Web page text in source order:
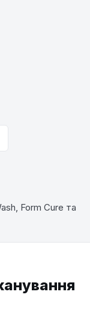
Form Cure та